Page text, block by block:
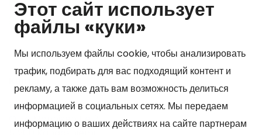
Этот сайт использует
файлы «куки»
Мы используем файлы cookie, чтобы анализировать
трафик, подбирать для вас подходящий контент и
рекламу, а также дать вам возможность делиться
информацией в социальных сетях. Мы передаем
информацию о ваших действиях на сайте партнерам
Show my cookie settings
Kangasniemen kunta
Otto Mannisen tie 2